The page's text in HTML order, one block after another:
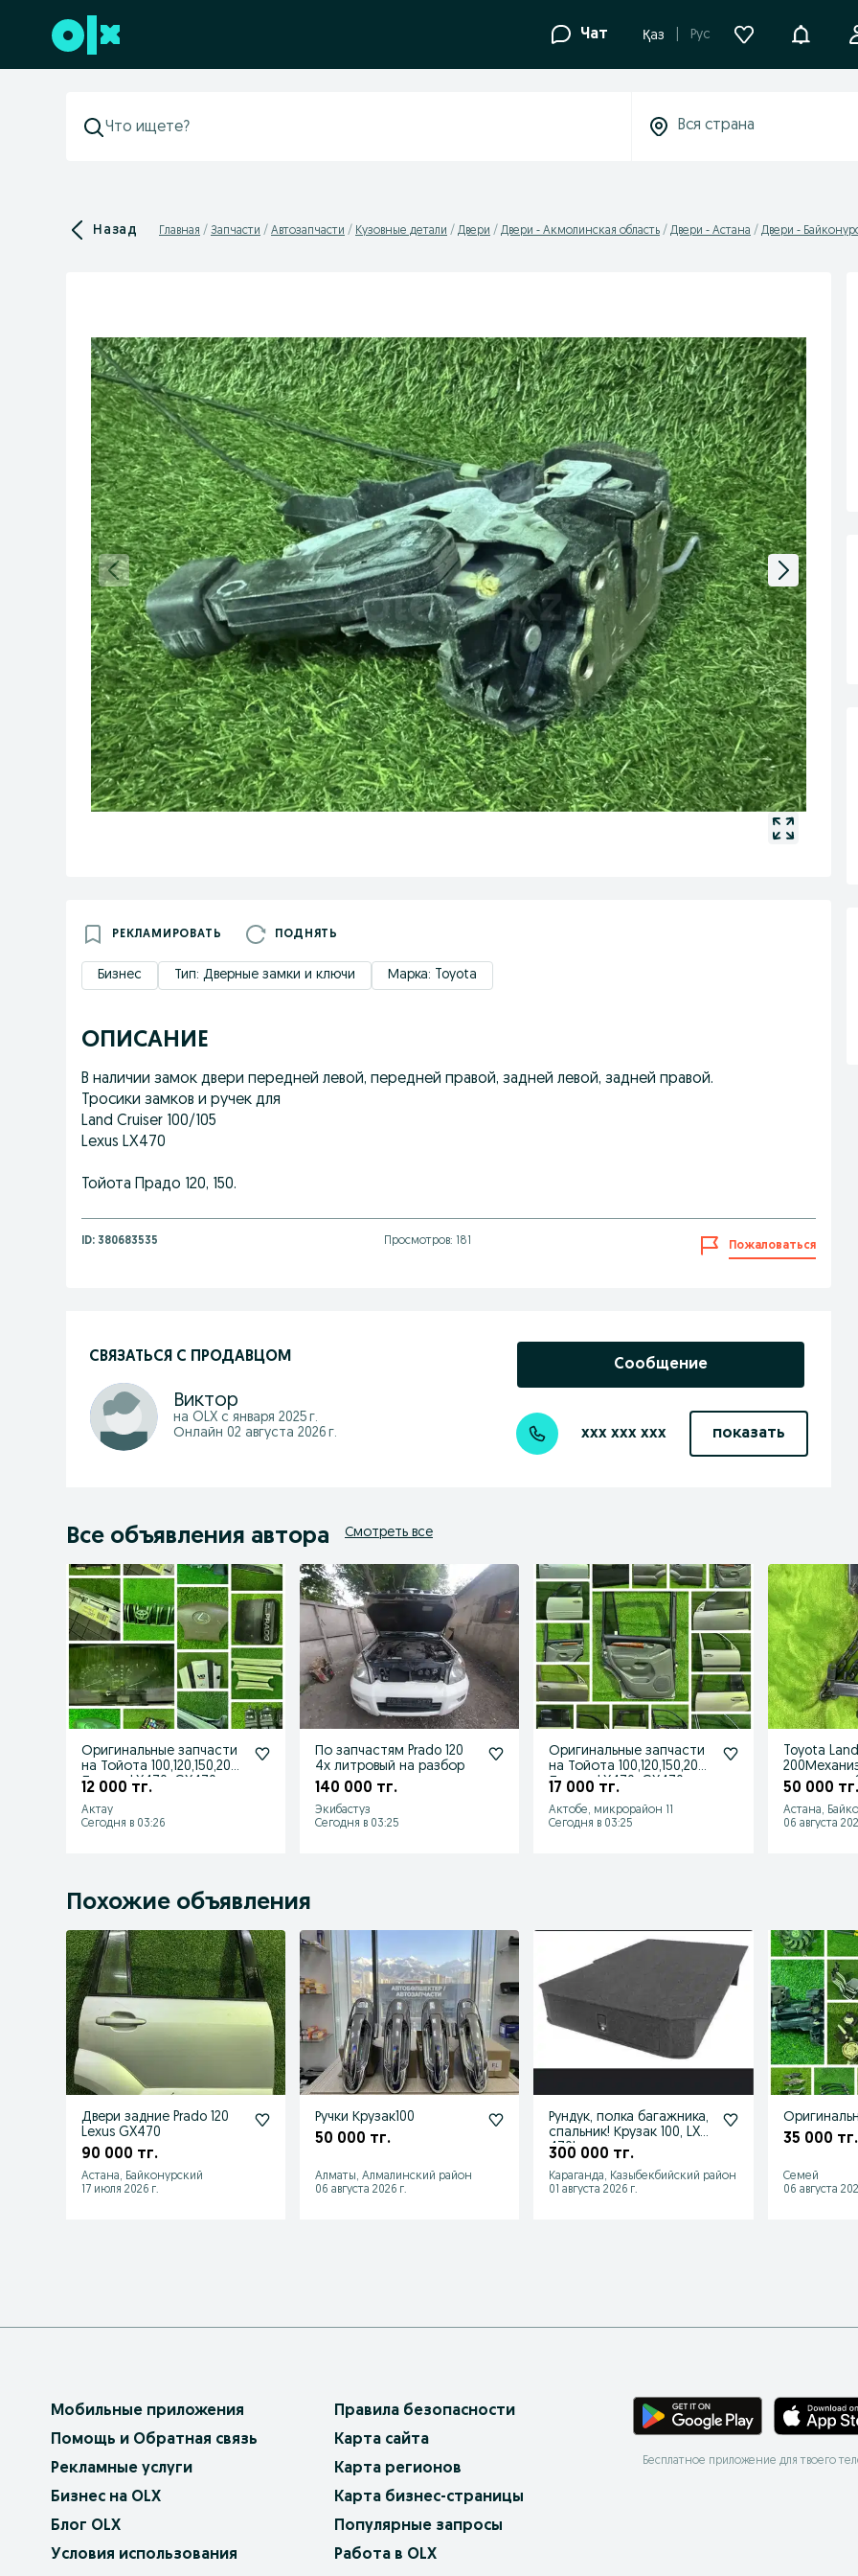
Перейти к нижнему колонтитулу Чат Қаз Рус
Назад Главная Запчасти Автозапчасти Кузовные детали Двери Двери - Акмолинская область Двери - Астана Двери -
РЕКЛАМИРОВАТЬ ПОДНЯТЬ
Бизнес Тип: Дверные замки и ключи Марка: Toyota
ОПИСАНИЕ
В наличии замок двери передней левой, передней правой, задней левой, задней правой.
Тросики замков и ручек для
Land Cruiser 100/105
Lexus LX470
Тойота Прадо 120, 150.
ID: 380683535 Просмотров: 181 Пожаловаться
СВЯЗАТЬСЯ С ПРОДАВЦОМ
Виктор
на OLX с января 2025 г.
Онлайн 02 августа 2026 г.
Сообщение
xxx xxx xxx показать
Все объявления автора Смотреть все
Оригинальные запчасти
на Тойота 100,120,150,200
Лексус LX470, GX470
12 000 тг.
Актау
Сегодня в 03:26
По запчастям Prado 120
4х литровый на разбор
140 000 тг.
Экибастуз
Сегодня в 03:25
Оригинальные запчасти
на Тойота 100,120,150,200
Лексус LX470, GX470
17 000 тг.
Актобе, микрорайон 11
Сегодня в 03:25
Toyota
запаски
50 000 тг.
Астана,
06 августа
Похожие объявления
Двери задние Prado 120
Lexus GX470
90 000 тг.
Астана, Байконурский
17 июля 2026 г.
Ручки Крузак100
50 000 тг.
Алматы, Алмалинский район
06 августа 2026 г.
Рундук, полка багажника,
спальник! Крузак 100, LX
470!
300 000 тг.
Караганда, Казыбекбийский район
01 августа 2026 г.
35 000 тг.
Семей
06 августа
Мобильные приложения
Помощь и Обратная связь
Рекламные услуги
Бизнес на OLX
Блог OLX
Условия использования
Правила безопасности
Карта сайта
Карта регионов
Карта бизнес-страницы
Популярные запросы
Работа в OLX
Бесплатное приложение для твоего